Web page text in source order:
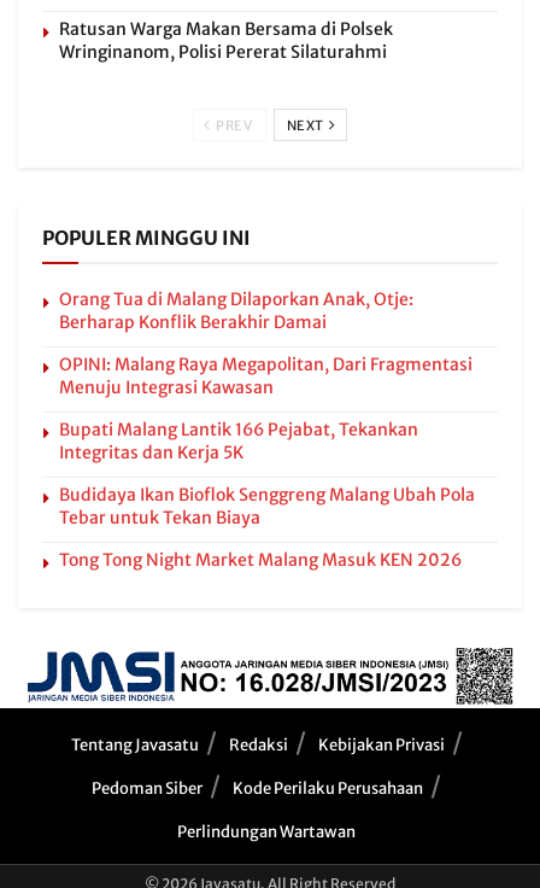
Ratusan Warga Makan Bersama di Polsek
Wringinanom, Polisi Pererat Silaturahmi
PREV NEXT
POPULER MINGGU INI
Orang Tua di Malang Dilaporkan Anak, Otje:
Berharap Konflik Berakhir Damai
OPINI: Malang Raya Megapolitan, Dari Fragmentasi
Menuju Integrasi Kawasan
Bupati Malang Lantik 166 Pejabat, Tekankan
Integritas dan Kerja 5K
Budidaya Ikan Bioflok Senggreng Malang Ubah Pola
Tebar untuk Tekan Biaya
Tong Tong Night Market Malang Masuk KEN 2026
Tentang Javasatu Redaksi Kebijakan Privasi
Pedoman Siber Kode Perilaku Perusahaan
Perlindungan Wartawan
© 2026 Javasatu. All Right Reserved